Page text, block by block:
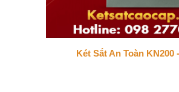
Két Sắt An Toàn KN200